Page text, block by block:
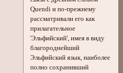
Quendi и по-прежнему
рассматривали его как
прилагательное
'Эльфийский', имея в виду
благороднейший
Эльфийский язык, наиболее
полно сохранивший